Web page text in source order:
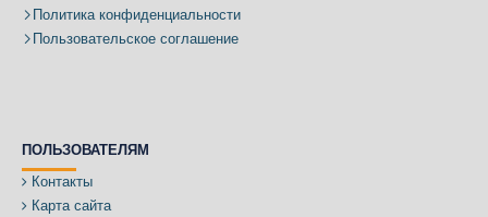
Политика конфиденциальности
Пользовательское соглашение
ПОЛЬЗОВАТЕЛЯМ
Контакты
Карта сайта